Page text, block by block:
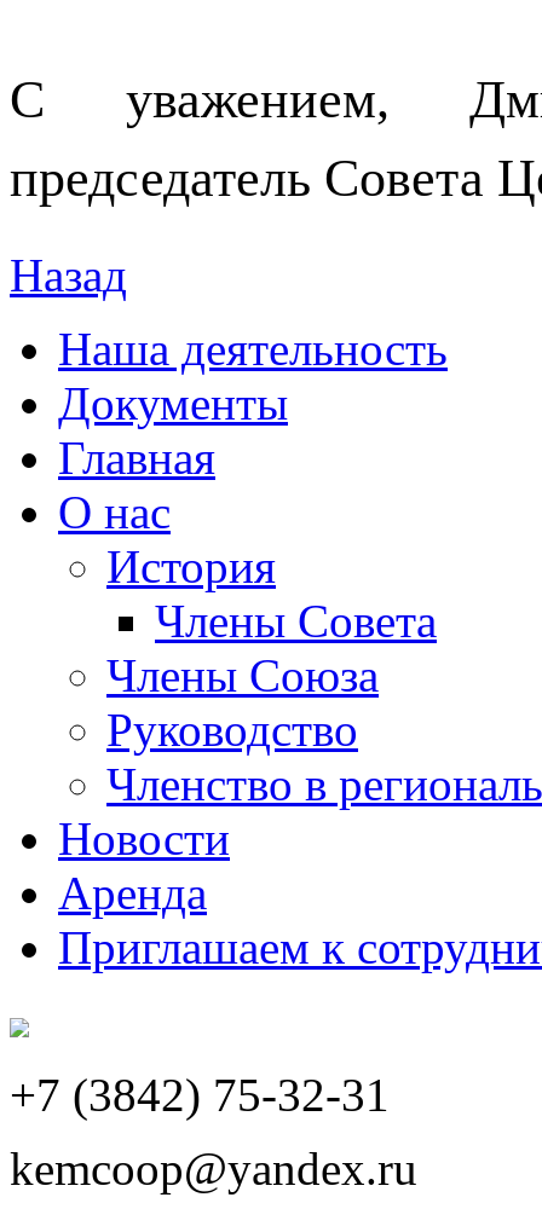
С уважением,
председатель Совета
Назад
Наша деятельность
Документы
Главная
О нас
История
Члены Совета
Члены Союза
Руководство
Членство в
Новости
Аренда
Приглашаем к
+7 (3842) 75-32-31
kemcoop@yandex.ru